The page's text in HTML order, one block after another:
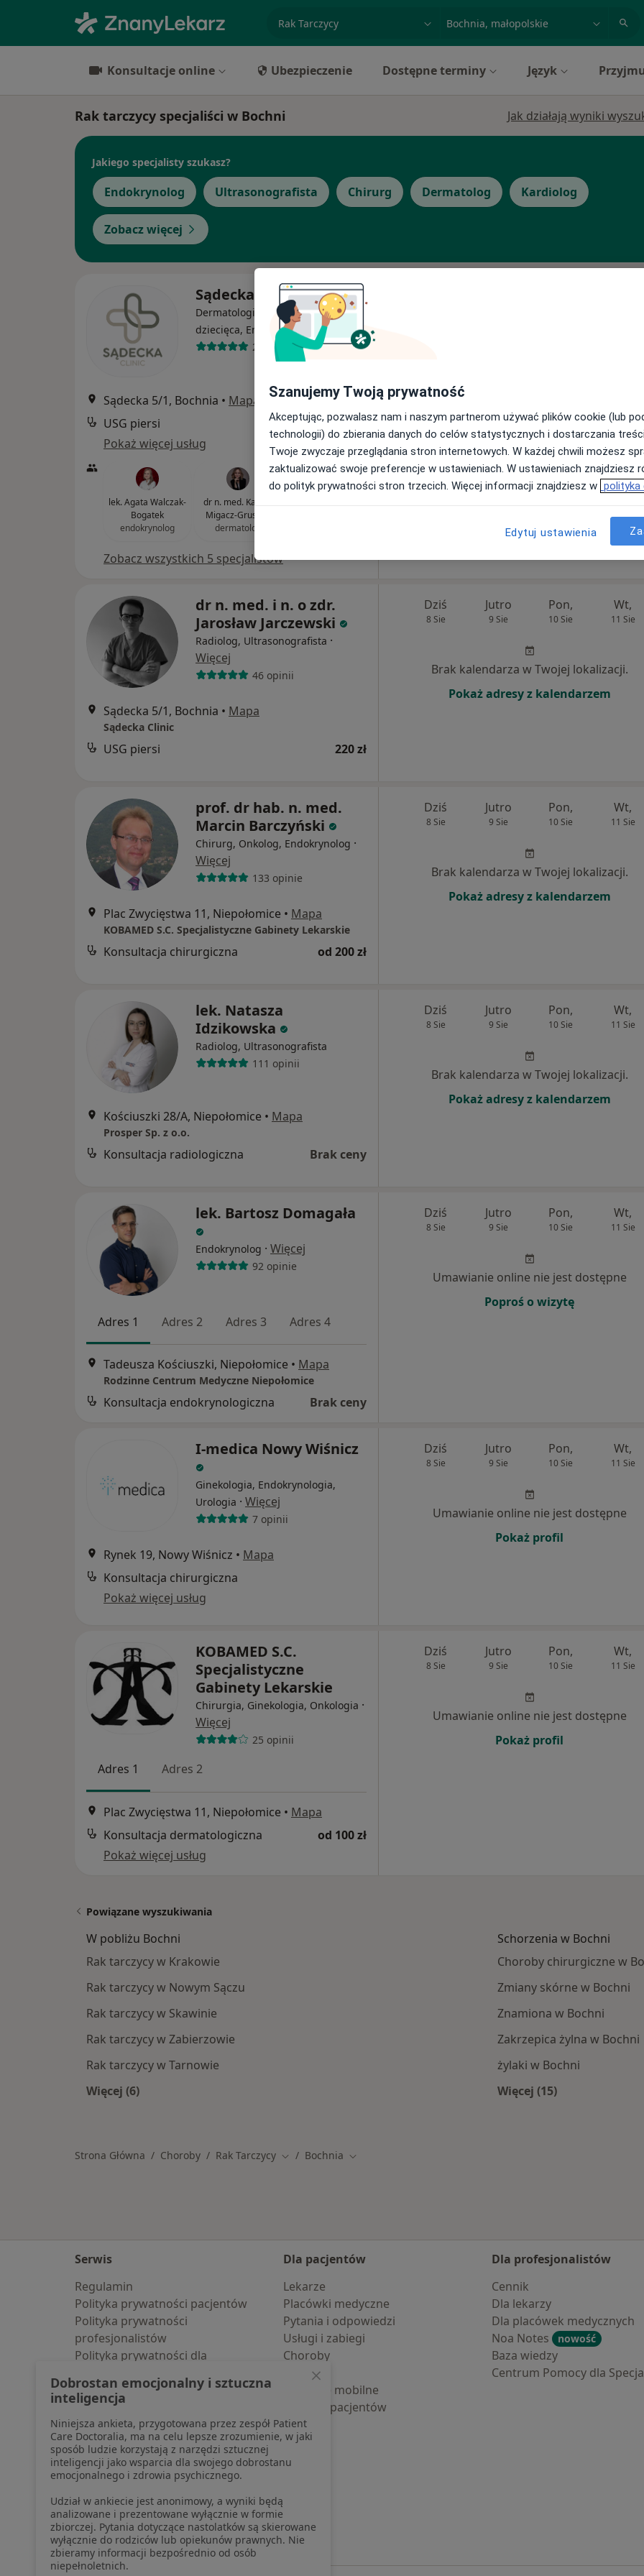
Konsultacje online Ubezpieczenie Dostępne terminy Język
Rak tarczycy specjaliści w Bochni Jak działają wyniki
Jakiego specjalisty szukasz?
Endokrynolog Ultrasonografista Chirurg Dermatolog Kardiolog
Zobacz więcej
Sądecka Clinic
Dermatologia, Dermatologia
dziecięca, Endokrynologia· Więcej
206 opinii
Sądecka 5/1, Bochnia • Mapa
USG piersi
220 zł
Pokaż więcej usług
lek. Agata Walczak-
Bogatek
endokrynolog
dr n. med. Kamila
Migacz-Gruszka
dermatolog
Zobacz wszystkich 5 specjalistów
dr n. med. i n. o zdr.
Jarosław Jarczewski
Radiolog, Ultrasonografista ·
Więcej
46 opinii
Sądecka 5/1, Bochnia • Mapa
Sądecka Clinic
USG piersi 220 zł
Dziś
8 Sie
Jutro
9 Sie
Pon,
10 Sie
Wt,
11 Sie
Brak kalendarza w Twojej lokalizacji.
Pokaż adresy z kalendarzem
prof. dr hab. n. med.
Marcin Barczyński
Chirurg, Onkolog, Endokrynolog ·
Więcej
133 opinie
Plac Zwycięstwa 11, Niepołomice • Mapa
KOBAMED S.C. Specjalistyczne Gabinety Lekarskie
Konsultacja chirurgiczna od 200 zł
Dziś
8 Sie
Jutro
9 Sie
Pon,
10 Sie
Wt,
11 Sie
Brak kalendarza w Twojej lokalizacji.
Pokaż adresy z kalendarzem
lek. Natasza
Idzikowska
Radiolog, Ultrasonografista
111 opinii
Kościuszki 28/A, Niepołomice • Mapa
Prosper Sp. z o.o.
Konsultacja radiologiczna Brak ceny
Dziś
8 Sie
Jutro
9 Sie
Pon,
10 Sie
Wt,
11 Sie
Brak kalendarza w Twojej lokalizacji.
Pokaż adresy z kalendarzem
lek. Bartosz Domagała
Endokrynolog · Więcej
92 opinie
Adres 1 Adres 2 Adres 3 Adres 4
Tadeusza Kościuszki, Niepołomice • Mapa
Rodzinne Centrum Medyczne Niepołomice
Konsultacja endokrynologiczna Brak ceny
Dziś
8 Sie
Jutro
9 Sie
Pon,
10 Sie
Wt,
11 Sie
Umawianie online nie jest dostępne
Poproś o wizytę
I-medica Nowy Wiśnicz
Ginekologia, Endokrynologia,
Urologia · Więcej
7 opinii
Rynek 19, Nowy Wiśnicz • Mapa
Konsultacja chirurgiczna
Pokaż więcej usług
Dziś
8 Sie
Jutro
9 Sie
Pon,
10 Sie
Wt,
11 Sie
Umawianie online nie jest dostępne
Pokaż profil
KOBAMED S.C.
Specjalistyczne
Gabinety Lekarskie
Chirurgia, Ginekologia, Onkologia ·
Więcej
25 opinii
Adres 1 Adres 2
Plac Zwycięstwa 11, Niepołomice • Mapa
Konsultacja dermatologiczna
od 100 zł
Pokaż więcej usług
Dziś
8 Sie
Jutro
9 Sie
Pon,
10 Sie
Wt,
11 Sie
Umawianie online nie jest dostępne
Pokaż profil
Powiązane wyszukiwania
W pobliżu Bochni
Rak tarczycy w Krakowie
Rak tarczycy w Nowym Sączu
Rak tarczycy w Skawinie
Rak tarczycy w Zabierzowie
Rak tarczycy w Tarnowie
Więcej (6)
Schorzenia w Bochni
Choroby chirurgiczne w
Zmiany skórne w Bochni
Znamiona w Bochni
Zakrzepica żylna w Bochni
żylaki w Bochni
Więcej (15)
Strona Główna Choroby Rak Tarczycy Zmień miasto
Bochnia Zmień miasto
Serwis
Regulamin
Polityka prywatności pacjentów
Polityka prywatności
profesjonalistów
Polityka prywatności dla
pozyskaliśmy samodzielnie
Polityka cookies
Jak działają wyniki wyszukiwania
Dostępność
O nas
Praca Rekrutujemy!
Partnerzy
Centrum prasowe
Kontakt
Dla pacjentów
Lekarze
Placówki medyczne
Pytania i odpowiedzi
Usługi i zabiegi
Choroby
Pomoc
Aplikacje mobilne
Blog dla pacjentów
Dla profesjonalistów
Cennik
Dla lekarzy
Dla placówek medycznych
Noa Notes
nowość
Baza wiedzy
Centrum Pomocy dla
Szanujemy Twoją prywatność
Akceptując, pozwalasz nam i naszym partnerom używać plików cookie (lub
technologii) do zbierania danych do celów statystycznych i dostarczania
Twoje zwyczaje przeglądania stron internetowych. W każdej chwili możesz
zaktualizować swoje preferencje w ustawieniach. W ustawieniach znajdziesz
do polityk prywatności stron trzecich. Więcej informacji znajdziesz w polityka
Edytuj ustawienia
Dobrostan emocjonalny i sztuczna
inteligencja
Niniejsza ankieta, przygotowana przez zespół Patient
Care Doctoralia, ma na celu lepsze zrozumienie, w jaki
sposób ludzie korzystają z narzędzi sztucznej
inteligencji jako wsparcia dla swojego dobrostanu
emocjonalnego i zdrowia psychicznego.
Udział w ankiecie jest anonimowy, a wyniki będą
analizowane i prezentowane wyłącznie w formie
zbiorczej. Pytania dotyczące nastolatków są skierowane
wyłącznie do rodziców lub opiekunów prawnych. Nie
zbieramy informacji bezpośrednio od osób
niepełnoletnich.